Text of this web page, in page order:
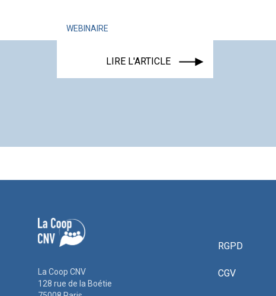
La Coop CNV
128 rue de la Boétie
RGPD
CGV